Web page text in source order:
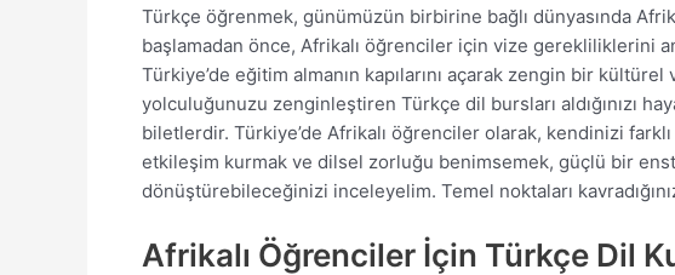
Türkçe öğrenmek, günümüzün birbirine bağlı dünyasında
başlamadan önce, Afrikalı öğrenciler için vize gerekliliklerini
Türkiye’de eğitim almanın kapılarını açarak zengin bir
yolculuğunuzu zenginleştiren Türkçe dil bursları aldığınızı
biletlerdir. Türkiye’de Afrikalı öğrenciler olarak, kendinizi farklı
etkileşim kurmak ve dilsel zorluğu benimsemek, güçlü bir
dönüştürebileceğinizi inceleyelim. Temel noktaları
Afrikalı Öğrenciler İçin Türkçe Dil